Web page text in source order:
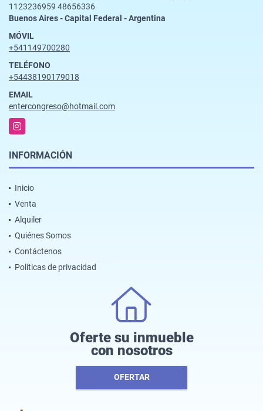
1123236959 48656336
Buenos Aires - Capital Federal - Argentina
MÓVIL
+541149700280
TELÉFONO
+54438190179018
EMAIL
entercongreso@hotmail.com
Instagram
INFORMACIÓN
Inicio
Venta
Alquiler
Quiénes Somos
Contáctenos
Políticas de privacidad
Oferte su inmueble
con nosotros
OFERTAR